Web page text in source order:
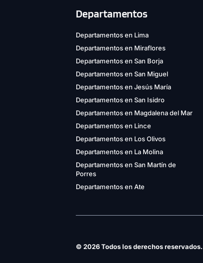
Departamentos
Departamentos en Lima
Departamentos en Miraflores
Departamentos en San Borja
Departamentos en San Miguel
Departamentos en Jesús María
Departamentos en San Isidro
Departamentos en Magdalena del Mar
Departamentos en Lince
Departamentos en Los Olivos
Departamentos en La Molina
Departamentos en San Martín de
Porres
Departamentos en Ate
© 2026 Todos los derechos reservados.